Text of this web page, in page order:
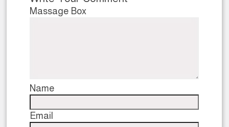
Massage Box
Name
Email